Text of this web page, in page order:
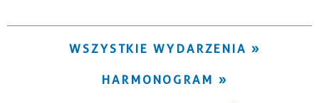
WSZYSTKIE WYDARZENIA
HARMONOGRAM